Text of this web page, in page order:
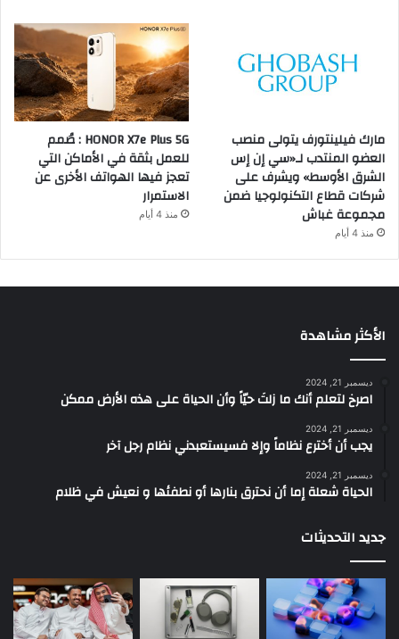
مارك فيلينتورف يتولى منصب
العضو المنتدب لـ«سي إن إس
الشرق الأوسط» ويشرف على
شركات قطاع التكنولوجيا ضمن
مجموعة غباش
منذ 4 أيام
HONOR X7e Plus 5G : صُمم
للعمل بثقة في الأماكن التي
تعجز فيها الهواتف الأخرى عن
الاستمرار
منذ 4 أيام
الأكثر مشاهدة
ديسمبر 21, 2024
‫اصرخ لتعلم أنك ما زلتَ حيّاً وأن الحياة على هذه الأرض ممكن
ديسمبر 21, 2024
يجب أن أخترع نظاماً وإلا فسيستعبدني نظام رجل آخر
ديسمبر 21, 2024
الحياة شعلة إما أن نحترق بنارها أو نطفئها و نعيش في ظلام
جديد التحديثات